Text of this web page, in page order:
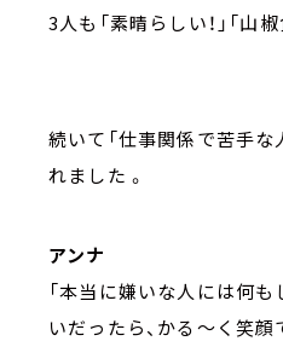
3人も「素晴らしい！」「山
続いて「仕事関係で苦手な
れました 。
アンナ
「本当に嫌いな人には何
いだったら、かる～く笑顔